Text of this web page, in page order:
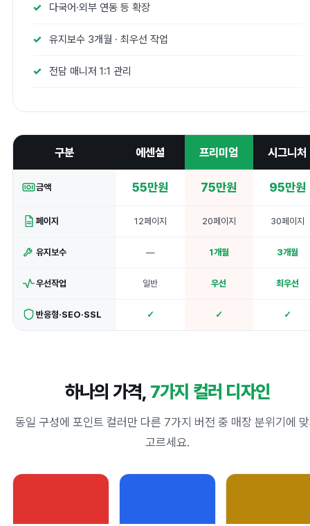
다국어·외부 연동 등 확장
유지보수 3개월 · 최우선 작업
전담 매니저 1:1 관리
구분 에센셜 프리미엄 시그니처
금액 55만원 75만원 95만원
페이지 12페이지 20페이지 30페이지
유지보수 — 1개월 3개월
우선작업 일반 우선 최우선
반응형·SEO·SSL ✓ ✓ ✓
하나의 가격, 7가지 컬러 디자인
동일 구성에 포인트 컬러만 다른 7가지 버전 중 매장 분위기에
고르세요.